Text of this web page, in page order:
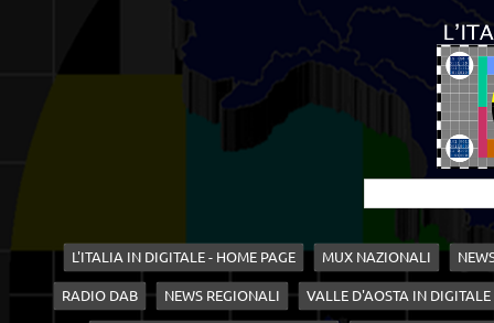
L'ITALIA IN DIGITALE - HOME PAGE MUX NAZIONALI
RADIO DAB NEWS REGIONALI VALLE D'AOSTA IN DIGITALE